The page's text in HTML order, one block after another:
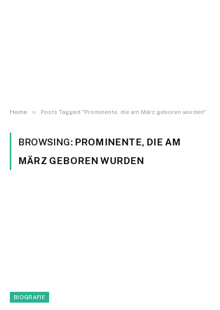
Home » Posts Tagged "Prominente, die am März geboren wurden"
BROWSING: PROMINENTE, DIE AM
MÄRZ GEBOREN WURDEN
BIOGRAFIE